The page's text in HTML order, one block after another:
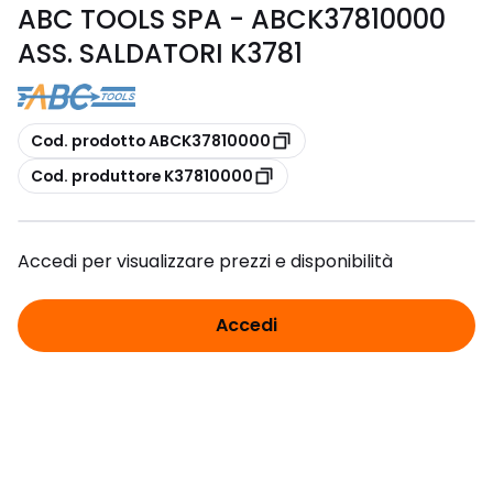
ABC TOOLS SPA - ABCK37810000
ASS. SALDATORI K3781
copia
Cod. prodotto ABCK37810000
copia
Cod. produttore K37810000
Accedi per visualizzare prezzi e disponibilità
Accedi